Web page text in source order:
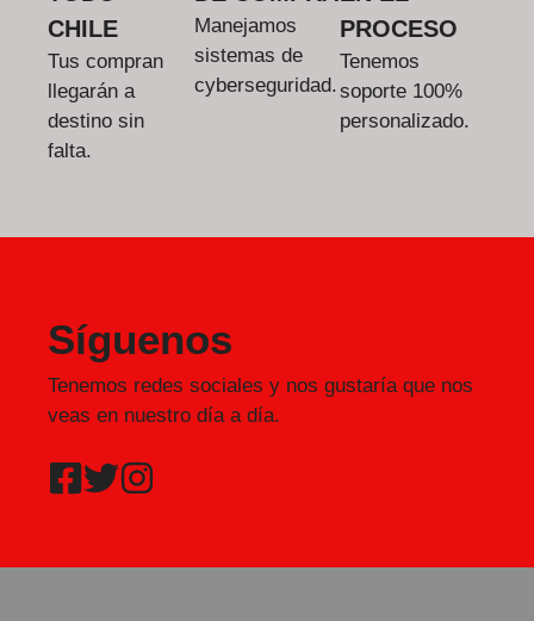
CHILE
Tus compran
llegarán a
destino sin
falta.
Manejamos
sistemas de
cyberseguridad.
PROCESO
Tenemos
soporte 100%
personalizado.
Síguenos
Tenemos redes sociales y nos gustaría que nos
veas en nuestro día a día.